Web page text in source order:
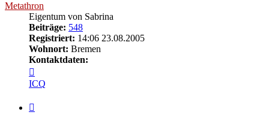
Metathron
Eigentum von Sabrina
Beiträge: 548
Registriert: 14:06 23.08.2005
Wohnort: Bremen
Kontaktdaten:
von
Metathron
ICQ